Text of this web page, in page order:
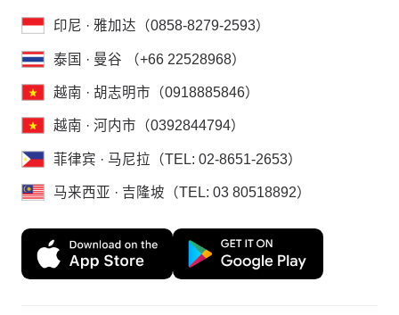
印尼 · 雅加达（0858-8279-2593）
泰国 · 曼谷 （+66 22528968）
越南 · 胡志明市（0918885846）
越南 · 河内市（0392844794）
菲律宾 · 马尼拉（TEL: 02-8651-2653）
马来西亚 · 吉隆坡（TEL: 03 80518892）